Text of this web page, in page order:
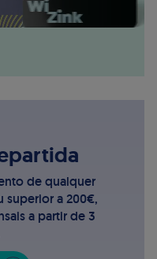
de qualquer
superior a 200€,
a partir de 3